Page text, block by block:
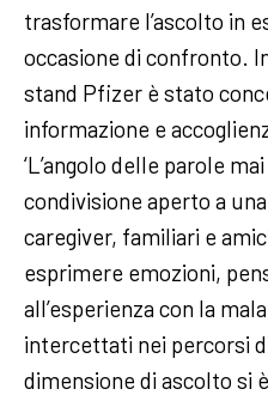
trasformare l’ascolto in
occasione di confronto.
stand Pfizer è stato
informazione e
‘L’angolo delle parole
condivisione aperto a
caregiver, familiari e
esprimere emozioni,
all’esperienza con la
intercettati nei percorsi
dimensione di ascolto si